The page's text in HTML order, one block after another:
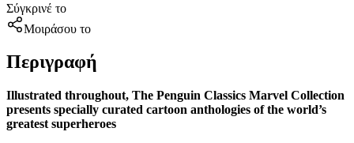
Σύγκρινέ το
Μοιράσου το
Περιγραφή
Illustrated throughout, The Penguin Classics Marvel Collection
presents specially curated cartoon anthologies of the world’s
greatest superheroes